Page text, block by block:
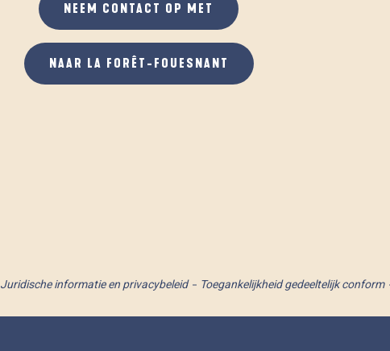
NEEM CONTACT OP MET
NAAR LA FORÊT-FOUESNANT
Juridische informatie en privacybeleid Toegankelijkheid gedeeltelijk conform